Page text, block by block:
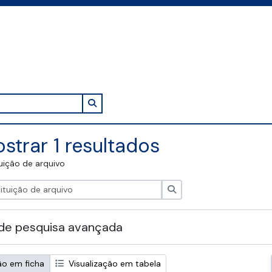
Search in browse page
1 resultados
de arquivo
pesquisa avançada
em ficha Visualização em tabela